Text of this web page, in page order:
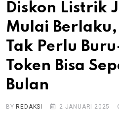
PENDIDIKAN
Diskon Listrik
Mulai
Tak Perlu
Token Bisa
Bulan
BY REDAKSI 2 JANUARI 2025